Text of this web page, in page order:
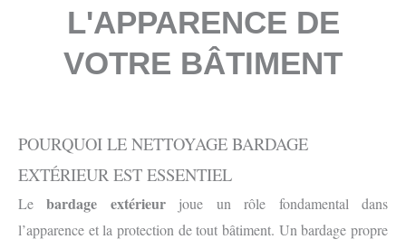
L'APPARENCE DE
VOTRE BÂTIMENT
POURQUOI LE NETTOYAGE BARDAGE
EXTÉRIEUR EST ESSENTIEL
Lebardage extérieurjoue un rôle fondamental dans
l’apparence et la protection de tout bâtiment. Un bardage propre